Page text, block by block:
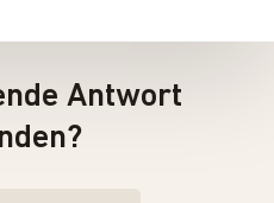
Antwort